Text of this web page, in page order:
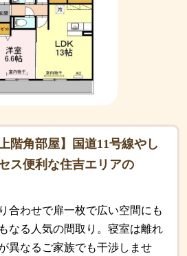
階角部屋】国道11号線やし
ス便利な住吉エリアの
合わせで扉一枚で広い空間にも
なる人気の間取り。寝室は離れ
異なるご家族でも干渉しませ